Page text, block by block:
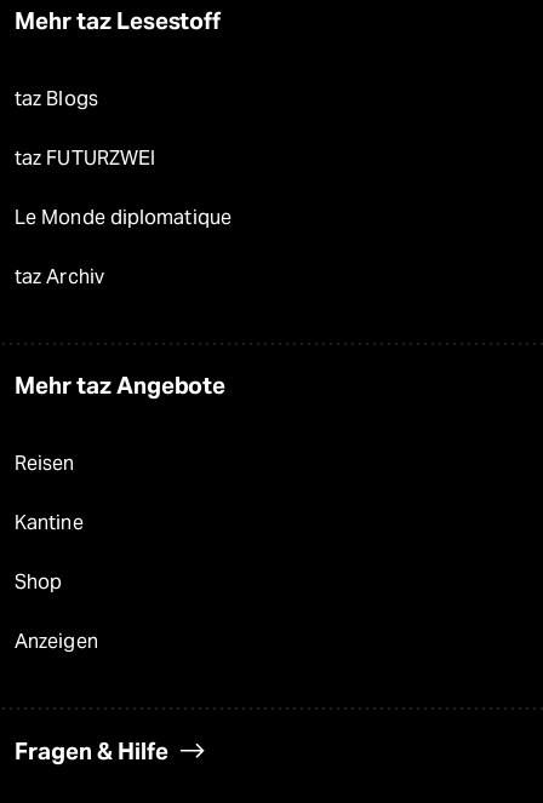
Mehr taz Lesestoff
taz Blogs
taz FUTURZWEI
Le Monde diplomatique
taz Archiv
Mehr taz Angebote
Reisen
Kantine
Shop
Anzeigen
Fragen & Hilfe